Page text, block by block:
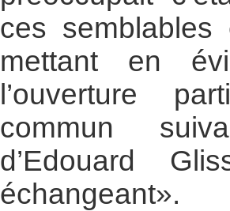
ces
mettant en
l’ouverture
commun
d’Edouard
échangeant».